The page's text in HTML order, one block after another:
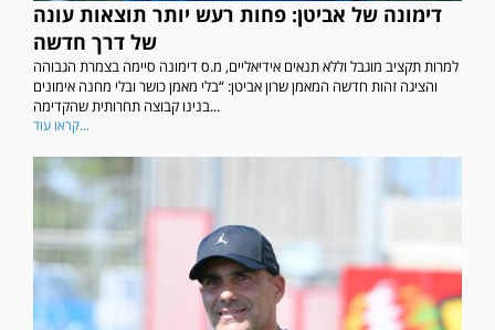
דימונה של אביטן: פחות רעש יותר תוצאות עונה
של דרך חדשה
למרות תקציב מוגבל וללא תנאים אידיאליים, מ.ס דימונה סיימה בצמרת הגבוהה
והציגה זהות חדשה המאמן שרון אביטן: “בלי מאמן כושר ובלי מחנה אימונים
בנינו קבוצה תחרותית שהקדימה...
קראו עוד...